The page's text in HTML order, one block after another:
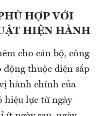
HỢP VỚI
HIỆN HÀNH
cho cán bộ, công
động thuộc diện sắp
hành chính của
hiệu lực từ ngày